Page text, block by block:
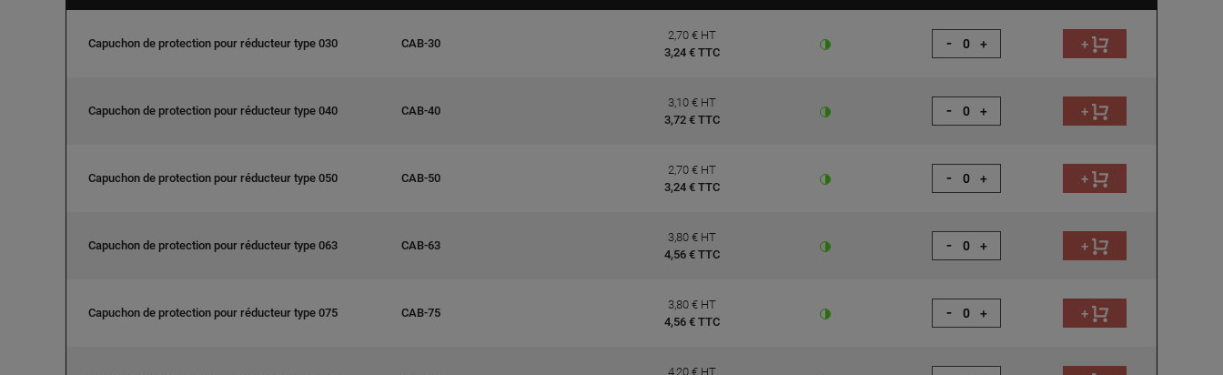
Capuchon de protection pour réducteur type 030 CAB-30
2,70 € HT
3,24 € TTC
- + +
Capuchon de protection pour réducteur type 040 CAB-40
3,10 € HT
3,72 € TTC
- + +
Capuchon de protection pour réducteur type 050 CAB-50
2,70 € HT
3,24 € TTC
- + +
Capuchon de protection pour réducteur type 063 CAB-63
3,80 € HT
4,56 € TTC
- + +
Capuchon de protection pour réducteur type 075 CAB-75
3,80 € HT
4,56 € TTC
- + +
4,20 € HT